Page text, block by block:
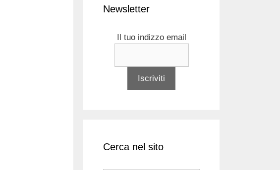
Newsletter
Il tuo indizzo email
Cerca nel sito